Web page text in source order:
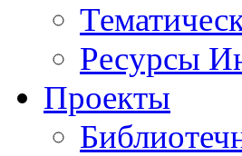
Ресурсы
Проекты